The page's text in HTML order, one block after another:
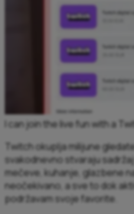
I can join the live fun with a
Twitch okuplja milijune
svakodnevno stvaraju
mečeve, kuhanje, glazbene
neočekivano, a sve to dok
podržavam svoje favorite.